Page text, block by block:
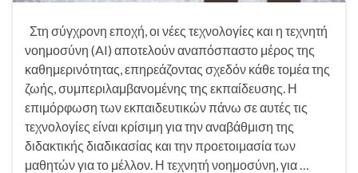
Στη σύγχρονη εποχή, οι νέες τεχνολογίες και η τεχνητή
νοημοσύνη (AI) αποτελούν αναπόσπαστο μέρος της
καθημερινότητας, επηρεάζοντας σχεδόν κάθε τομέα της
ζωής, συμπεριλαμβανομένης της εκπαίδευσης. Η
επιμόρφωση των εκπαιδευτικών πάνω σε αυτές τις
τεχνολογίες είναι κρίσιμη για την αναβάθμιση της
διδακτικής διαδικασίας και την προετοιμασία των
μαθητών για το μέλλον. Η τεχνητή νοημοσύνη, για …